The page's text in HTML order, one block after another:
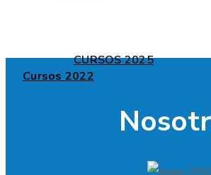
Cursos 2022
CURSOS 2025